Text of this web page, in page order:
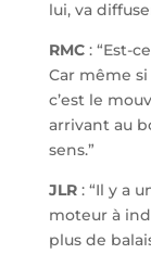
lui, va
RMC: “Est-
Car même
c’est le
arrivant au
sens.”
JLR: “Il y a
moteur à
plus de